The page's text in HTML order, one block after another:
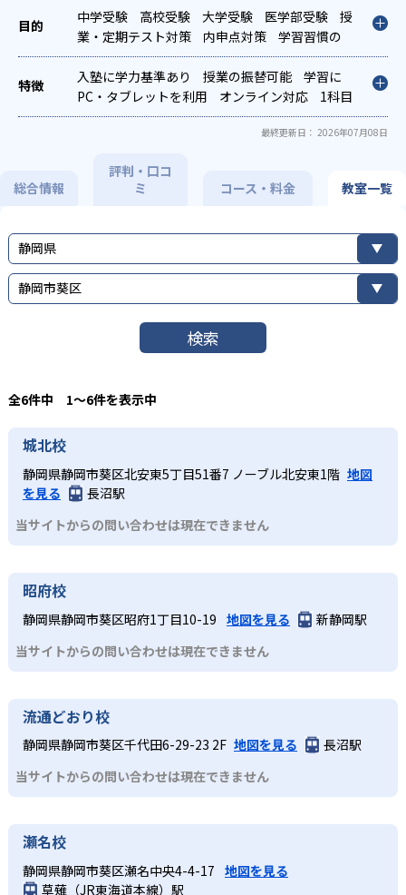
中学受験 高校受験 大学受験 医学部受験
授
業・定期テスト対策
内申点対策
学習習慣の
定着
国公立大対策 私大対策
共通テスト対
策
英検(英語検定)対策
入塾に学力基準あり 授業の振替可能
学習に
PC・タブレットを利用
オンライン対応
1科目
から受講可能
季節講習のみの受講可
自習室
最終更新日： 2026年07月08日
総合情報
評判・口コ
ミ
コース・料金 教室一覧
静岡県
静岡市葵区
検索
全6件中 1〜6件を表示中
城北校
静岡県静岡市葵区北安東5丁目51番7 ノーブル北安東1階 地図
を見る
長沼駅
当サイトからの問い合わせは現在できません
昭府校
静岡県静岡市葵区昭府1丁目10-19 地図を見る
新静岡駅
当サイトからの問い合わせは現在できません
流通どおり校
静岡県静岡市葵区千代田6-29-23 2F 地図を見る
長沼駅
当サイトからの問い合わせは現在できません
瀬名校
静岡県静岡市葵区瀬名中央4-4-17 地図を見る
草薙（JR東海道本線）駅